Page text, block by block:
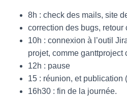
8h : check des mails, site
correction des bugs,
10h : connexion à l’outil
projet, comme ganttproject
12h : pause
15 : réunion, et publication
16h30 : fin de la journée.